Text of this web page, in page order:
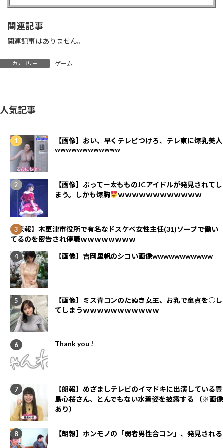
関連記事
関連記事はありません。
カテゴリー ゲーム
人気記事
【画像】おい、早くテレビつけろ、テレ東に爆乳美人
wwwwwwwwwwww
【画像】ぶってー太もものJCアイドルが発見されてし
まう。しかも爆胸
ｗｗｗｗｗｗｗｗｗｗｗｗ
【悲報】木更津市役所で有名なドスケベ女性主任(31)ソープで働い
てるのを密告され停職ｗｗｗｗｗｗｗｗ
【画像】吉岡里帆のシコい画像wwwwwwwwwww
【画像】ミス青コンのたぬき女王、お乳で童貞を○し
てしまうｗｗｗｗｗｗｗｗｗｗｗ
Thank you !
【朗報】めざましテレビのイマドキに出演している豊
島心桜さん、とんでもない水着姿を披露する （※画像
あり）
【朗報】ホンモノの「弱者男性合コン」、発見される